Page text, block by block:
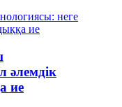
әлемдік
ие